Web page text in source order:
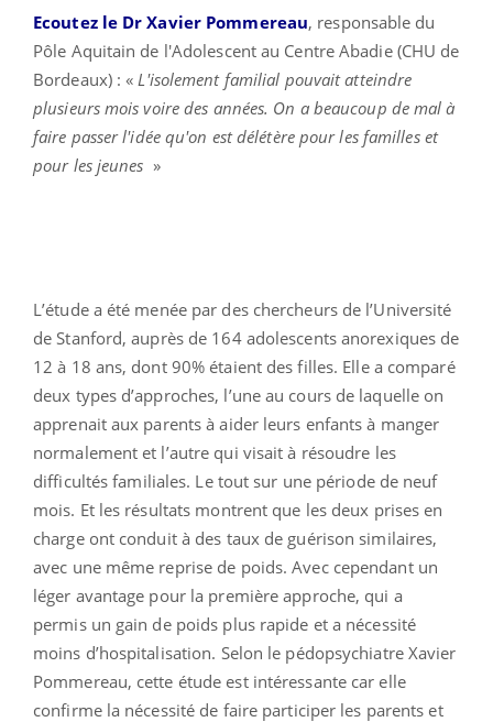
Ecoutez le Dr Xavier Pommereau, responsable du
Pôle Aquitain de l'Adolescent au Centre Abadie (CHU de
Bordeaux) : « L'isolement familial pouvait atteindre
plusieurs mois voire des années. On a beaucoup de mal à
faire passer l'idée qu'on est délétère pour les familles et
pour les jeunes »
L’étude a été menée par des chercheurs de l’Université
de Stanford, auprès de 164 adolescents anorexiques de
12 à 18 ans, dont 90% étaient des filles. Elle a comparé
deux types d’approches, l’une au cours de laquelle on
apprenait aux parents à aider leurs enfants à manger
normalement et l’autre qui visait à résoudre les
difficultés familiales. Le tout sur une période de neuf
mois. Et les résultats montrent que les deux prises en
charge ont conduit à des taux de guérison similaires,
avec une même reprise de poids. Avec cependant un
léger avantage pour la première approche, qui a
permis un gain de poids plus rapide et a nécessité
moins d’hospitalisation. Selon le pédopsychiatre Xavier
Pommereau, cette étude est intéressante car elle
confirme la nécessité de faire participer les parents et